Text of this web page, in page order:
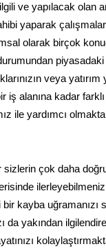
ve yapılacak olan
yaparak
olarak birçok
veya yatırım
iş alanına kadar
ile yardımcı
sizlerin çok daha
kayba uğramanızı
da yakından